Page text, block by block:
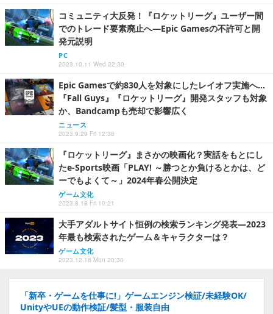
コミュニティ大反発！『ロケットリーグ』ユーザー間
でのトレード要素廃止へ―Epic Gamesの不許可と開
発元説明
PC
2023.10.11 Wed 22:30
Epic Gamesで約830人を対象にしたレイオフ実施へ…
『Fall Guys』『ロケットリーグ』開発スタッフも対象
か、Bandcampも売却で影響広く
ニュース
2023.9.29 Fri 12:38
『ロケットリーグ』まさかの映画化？実話をもとにし
たe-Sports映画「PLAY! ～勝つとか負けるとかは、ど
ーでもよくて～」2024年春公開決定
ゲーム文化
2023.8.18 Fri 10:21
大手アダルトサイト恒例の検索ランキング発表―2023
年最も検索されたゲーム＆キャラクターは？
ゲーム文化
2023.12.18 Mon 20:30
「新卒・ゲームを仕事に!」ゲームエンジン検証/未経験OK/
UnityやUEの動作検証/髪型・服装自由